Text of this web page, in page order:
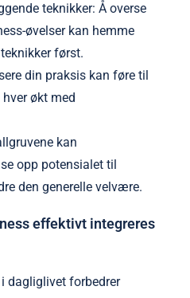
teknikker: Å overse
øvelser kan hemme
først.
din praksis kan føre til
økt med
kan
opp potensialet til
den generelle velvære.
effektivt integreres
dagliglivet forbedrer